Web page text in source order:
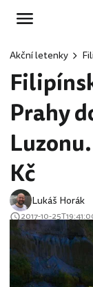
Akční letenky
Prahy
Kč
Lukáš Horák
2017-10-